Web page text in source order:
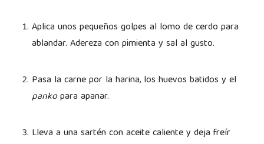
Aplica unos pequeños golpes al lomo de cerdo para
ablandar. Adereza con pimienta y sal al gusto.
Pasa la carne por la harina, los huevos batidos y el
pankopara apanar.
Lleva a una sartén con aceite caliente y deja freír